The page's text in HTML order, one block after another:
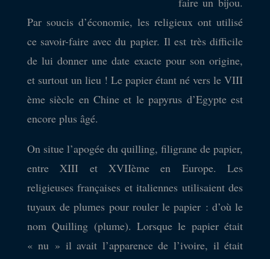
Par soucis d’économie, les religieux ont utilisé
ce savoir-faire avec du papier. Il est très difficile
de lui donner une date exacte pour son origine,
et surtout un lieu ! Le papier étant né vers le VIII
ème siècle en Chine et le papyrus d’Egypte est
encore plus âgé.
On situe l’apogée du quilling, filigrane de papier,
entre XIII et XVIIème en Europe. Les
religieuses françaises et italiennes utilisaient des
tuyaux de plumes pour rouler le papier : d’où le
nom Quilling (plume). Lorsque le papier était
« nu » il avait l’apparence de l’ivoire, il était